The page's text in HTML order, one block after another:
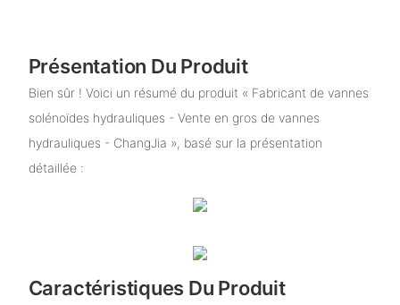
Présentation Du Produit
Bien sûr ! Voici un résumé du produit « Fabricant de vannes
solénoïdes hydrauliques - Vente en gros de vannes
hydrauliques - ChangJia », basé sur la présentation
détaillée :
Caractéristiques Du Produit